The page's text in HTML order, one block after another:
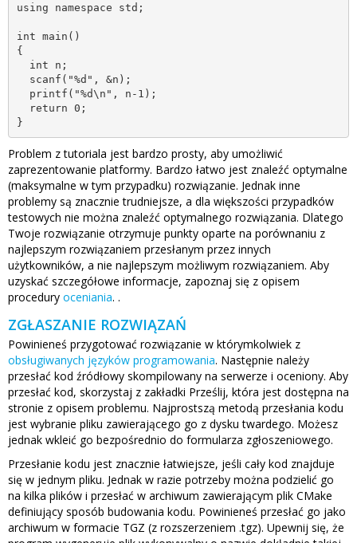
using namespace std;
int main()
{
  int n;
  scanf("%d", &n);
  printf("%d\n", n-1);
  return 0;
}
Problem z tutoriala jest bardzo prosty, aby umożliwić
zaprezentowanie platformy. Bardzo łatwo jest znaleźć optymalne
(maksymalne w tym przypadku) rozwiązanie. Jednak inne
problemy są znacznie trudniejsze, a dla większości przypadków
testowych nie można znaleźć optymalnego rozwiązania. Dlatego
Twoje rozwiązanie otrzymuje punkty oparte na porównaniu z
najlepszym rozwiązaniem przesłanym przez innych
użytkowników, a nie najlepszym możliwym rozwiązaniem. Aby
uzyskać szczegółowe informacje, zapoznaj się z opisem
procedury oceniania. .
ZGŁASZANIE ROZWIĄZAŃ
Powinieneś przygotować rozwiązanie w którymkolwiek z
obsługiwanych języków programowania. Następnie należy
przesłać kod źródłowy skompilowany na serwerze i oceniony. Aby
przesłać kod, skorzystaj z zakładki Prześlij, która jest dostępna na
stronie z opisem problemu. Najprostszą metodą przesłania kodu
jest wybranie pliku zawierającego go z dysku twardego. Możesz
jednak wkleić go bezpośrednio do formularza zgłoszeniowego.
Przesłanie kodu jest znacznie łatwiejsze, jeśli cały kod znajduje
się w jednym pliku. Jednak w razie potrzeby można podzielić go
na kilka plików i przesłać w archiwum zawierającym plik CMake
definiujący sposób budowania kodu. Powinieneś przesłać go jako
archiwum w formacie TGZ (z rozszerzeniem .tgz). Upewnij się, że